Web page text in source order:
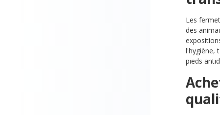
Les
des
l'hygiène,
pieds